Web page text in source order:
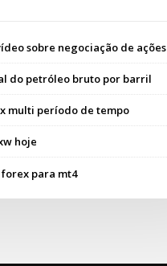
sobre negociação de ações
do petróleo bruto por barril
multi período de tempo
hoje
para mt4